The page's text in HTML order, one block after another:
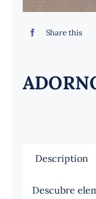
Share this
Description
Descubre